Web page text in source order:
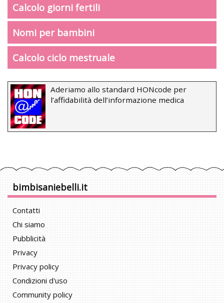
Calcolo giorni fertili
Nomi per bambini
Calcolo ciclo mestruale
Aderiamo allo standard HONcode per
l’affidabilità dell’informazione medica
bimbisaniebelli.it
Contatti
Chi siamo
Pubblicità
Privacy
Privacy policy
Condizioni d'uso
Community policy